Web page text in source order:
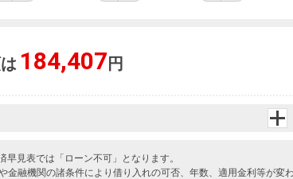
184,407 円
見表では「ローン不可」となります。
融機関の諸条件により借り入れの可否、年数、適用金利等が変